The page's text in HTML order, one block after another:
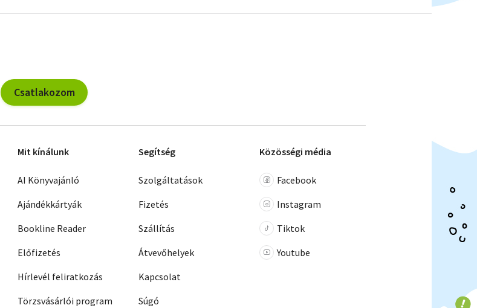
szűrők
Csatlakozom
Mit kínálunk
AI Könyvajánló
Ajándékkártyák
Bookline Reader
Előfizetés
Hírlevél feliratkozás
Törzsvásárlói program
Segítség
Szolgáltatások
Fizetés
Szállítás
Átvevőhelyek
Kapcsolat
Súgó
Közösségi média
Facebook
Instagram
Tiktok
Youtube